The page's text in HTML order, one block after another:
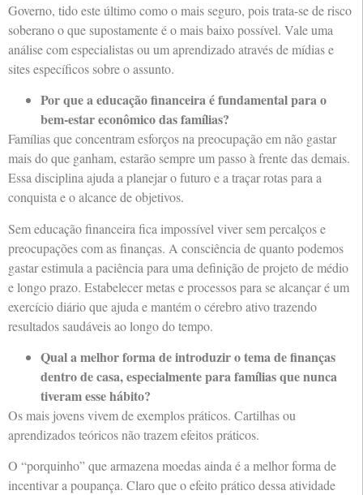
Governo, tido este último como o mais seguro, pois trata-se de risco
soberano o que supostamente é o mais baixo possível. Vale uma
análise com especialistas ou um aprendizado através de mídias e
sites específicos sobre o assunto.
Por que a educação financeira é fundamental para o
bem-estar econômico das famílias?
Famílias que concentram esforços na preocupação em não gastar
mais do que ganham, estarão sempre um passo à frente das demais.
Essa disciplina ajuda a planejar o futuro e a traçar rotas para a
conquista e o alcance de objetivos.
Sem educação financeira fica impossível viver sem percalços e
preocupações com as finanças. A consciência de quanto podemos
gastar estimula a paciência para uma definição de projeto de médio
e longo prazo. Estabelecer metas e processos para se alcançar é um
exercício diário que ajuda e mantém o cérebro ativo trazendo
resultados saudáveis ao longo do tempo.
Qual a melhor forma de introduzir o tema de finanças
dentro de casa, especialmente para famílias que nunca
tiveram esse hábito?
Os mais jovens vivem de exemplos práticos. Cartilhas ou
aprendizados teóricos não trazem efeitos práticos.
O “porquinho” que armazena moedas ainda é a melhor forma de
incentivar a poupança. Claro que o efeito prático dessa atividade